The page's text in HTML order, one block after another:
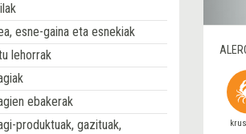
esne-gaina eta esnekiak
lehorrak
ebakerak
produktuak, gazituak,